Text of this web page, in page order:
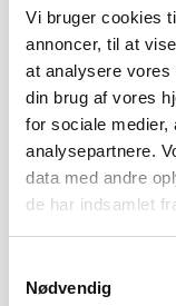
Vi bruger cookies
annoncer, til at
at analysere vores
din brug af vores
for sociale medier,
analysepartnere.
data med andre
de har indsamlet
Nødvendig